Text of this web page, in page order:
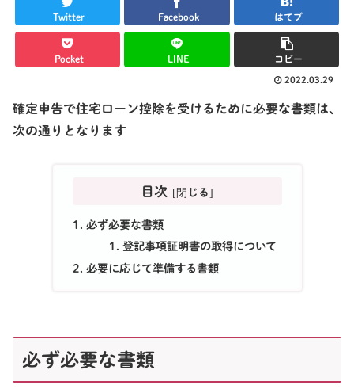
Twitter Facebook はてブ
Pocket LINE コピー
2022.03.29
確定申告で住宅ローン控除を受けるために必要な書類は、
次の通りとなります
目次
必ず必要な書類
登記事項証明書の取得について
必要に応じて準備する書類
必ず必要な書類